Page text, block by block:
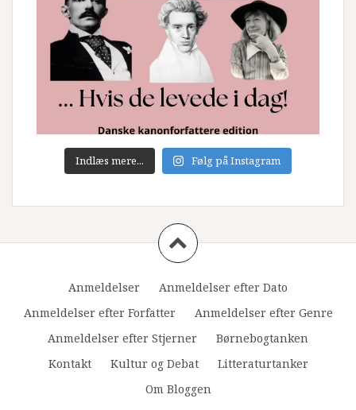
Indlæs mere... Følg på Instagram
Anmeldelser
Anmeldelser efter Dato
Anmeldelser efter Forfatter
Anmeldelser efter Genre
Anmeldelser efter Stjerner
Børnebogtanken
Kontakt
Kultur og Debat
Litteraturtanker
Om Bloggen